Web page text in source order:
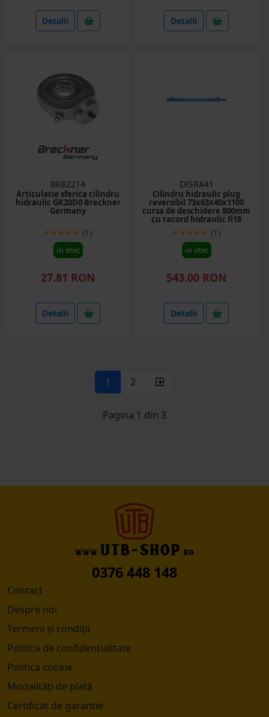
Detalii Detalii
BK82214
Articulatie sferica cilindru
hidraulic GK20D0 Breckner
Germany
(1)
in stoc
27.81 RON
Detalii
DISRA41
Cilindru hidraulic plug
reversibil 73x63x40x1100
cursa de deschidere 800mm
cu racord hidraulic fi18
(1)
in stoc
543.00 RON
Detalii
1 2
Pagina 1 din 3
0376 448 148
Contact
Despre noi
Termeni și condiții
Politica de confidențialitate
Politica cookie
Modalități de plată
Certificat de garantie